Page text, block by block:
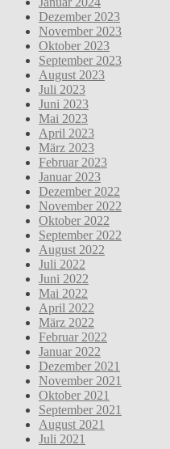
Dezember 2023
November 2023
Oktober 2023
September 2023
August 2023
Juli 2023
Juni 2023
Mai 2023
April 2023
März 2023
Februar 2023
Januar 2023
Dezember 2022
November 2022
Oktober 2022
September 2022
August 2022
Juli 2022
Juni 2022
Mai 2022
April 2022
März 2022
Februar 2022
Januar 2022
Dezember 2021
November 2021
Oktober 2021
September 2021
August 2021
Juli 2021